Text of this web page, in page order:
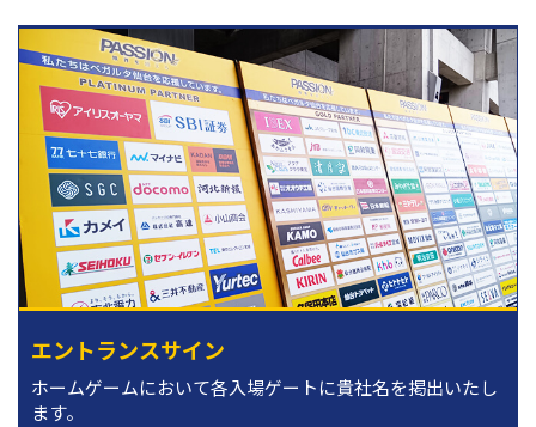
エントランスサイン
ホームゲームにおいて各入場ゲートに貴社名を掲出いたし
ます。